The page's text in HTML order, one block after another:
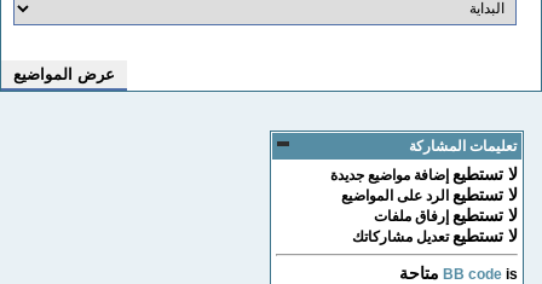
تعليمات المشاركة
لا تستطيعإضافة مواضيع جديدة
لا تستطيعالرد على المواضيع
لا تستطيعإرفاق ملفات
لا تستطيعتعديل مشاركاتك
BB codeis متاحة